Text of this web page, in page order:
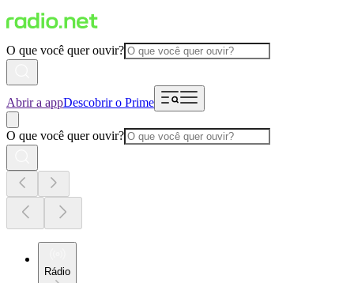
O que você quer ouvir?
Abrir a appDescobrir o Prime
O que você quer ouvir?
Rádio